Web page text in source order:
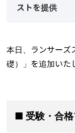
ストを提供
本日、ランサーズ
礎）」を追加いた
■ 受験・合格